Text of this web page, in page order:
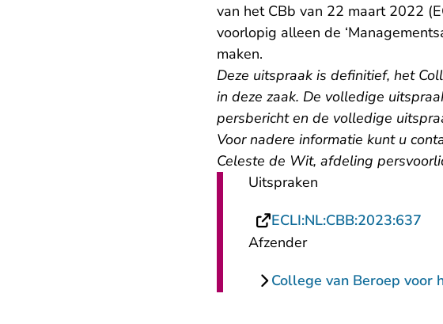
van het CBb van 22 maart 2022 (
voorlopig alleen de
maken.
Deze uitspraak is definitief, het
in deze zaak. De volledige
persbericht en de volledige
Voor nadere informatie kunt u
Celeste de Wit, afdeling
Uitspraken
ECLI:NL:CBB:2023:637
Afzender
College van Beroep voor